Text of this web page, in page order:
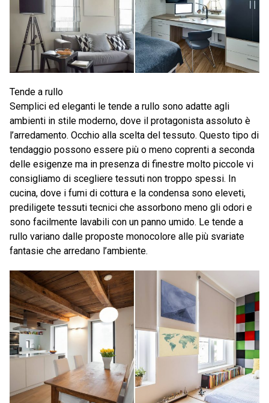
Tende a rullo
Semplici ed eleganti le tende a rullo sono adatte agli
ambienti in stile moderno, dove il protagonista assoluto è
l’arredamento. Occhio alla scelta del tessuto. Questo tipo di
tendaggio possono essere più o meno coprenti a seconda
delle esigenze ma in presenza di finestre molto piccole vi
consigliamo di scegliere tessuti non troppo spessi. In
cucina, dove i fumi di cottura e la condensa sono eleveti,
prediligete tessuti tecnici che assorbono meno gli odori e
sono facilmente lavabili con un panno umido. Le tende a
rullo variano dalle proposte monocolore alle più svariate
fantasie che arredano l’ambiente.